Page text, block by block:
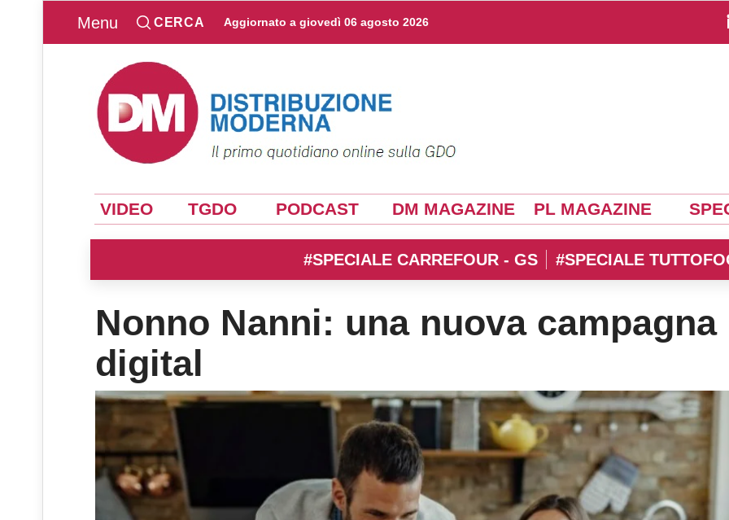
Menu CERCA Aggiornato a giovedì 06 agosto 2026
VIDEO TGDO PODCAST DM MAGAZINE PL MAGAZINE
#SPECIALE CARREFOUR - GS #SPECIALE
Nonno Nanni: una nuova campagna
digital